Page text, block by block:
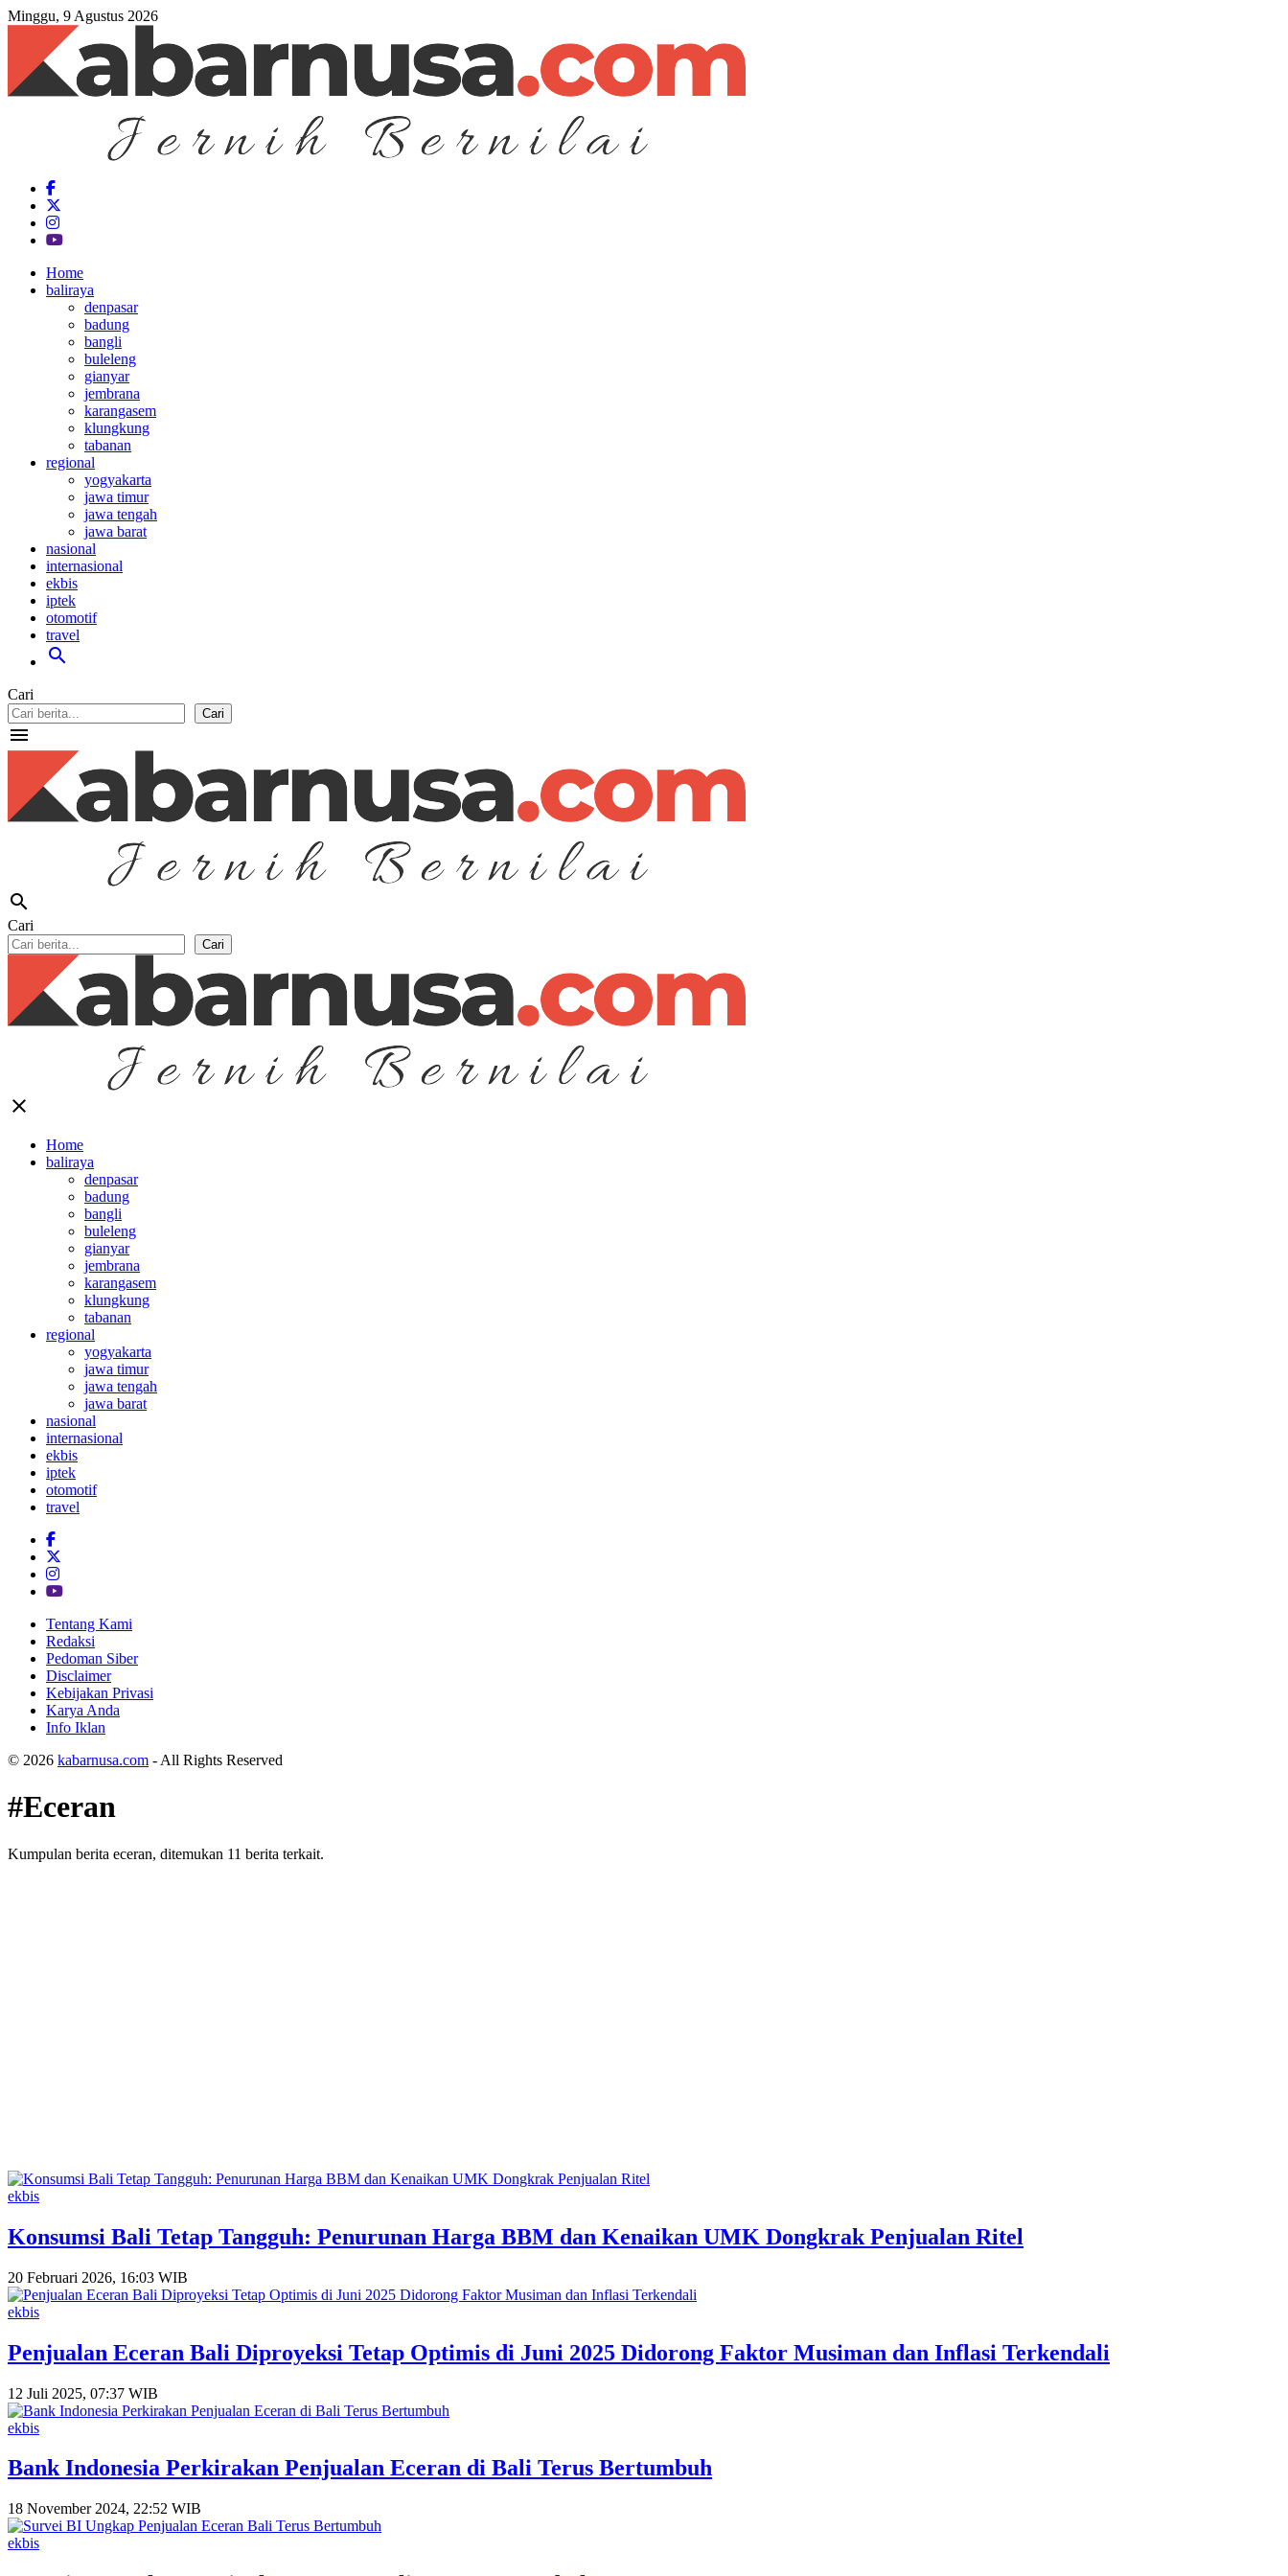
Minggu, 9 Agustus 2026
Home
baliraya
denpasar
badung
bangli
buleleng
gianyar
jembrana
karangasem
klungkung
tabanan
regional
yogyakarta
jawa timur
jawa tengah
jawa barat
nasional
internasional
ekbis
iptek
otomotif
travel
search
Cari
Cari
menu
search
Cari
Cari
close
Home
baliraya
denpasar
badung
bangli
buleleng
gianyar
jembrana
karangasem
klungkung
tabanan
regional
yogyakarta
jawa timur
jawa tengah
jawa barat
nasional
internasional
ekbis
iptek
otomotif
travel
Tentang Kami
Redaksi
Pedoman Siber
Disclaimer
Kebijakan Privasi
Karya Anda
Info Iklan
© 2026 kabarnusa.com - All Rights Reserved
#Eceran
Kumpulan berita eceran, ditemukan 11 berita terkait.
ekbis
Konsumsi Bali Tetap Tangguh: Penurunan Harga BBM dan Kenaikan UMK Dongkrak Penjualan Ritel
20 Februari 2026, 16:03 WIB
ekbis
Penjualan Eceran Bali Diproyeksi Tetap Optimis di Juni 2025 Didorong Faktor Musiman dan Inflasi Terkendali
12 Juli 2025, 07:37 WIB
ekbis
Bank Indonesia Perkirakan Penjualan Eceran di Bali Terus Bertumbuh
18 November 2024, 22:52 WIB
ekbis